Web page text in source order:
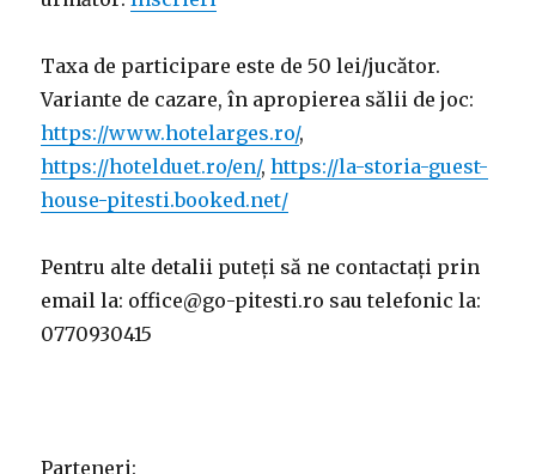
Taxa de participare este de 50 lei/jucător.
Variante de cazare, în apropierea sălii de joc:
https://www.hotelarges.ro/,
https://hotelduet.ro/en/,https://la-storia-guest-
house-pitesti.booked.net/
Pentru alte detalii puteți să ne contactați prin
email la: office@go-pitesti.ro sau telefonic la:
0770930415
Parteneri: